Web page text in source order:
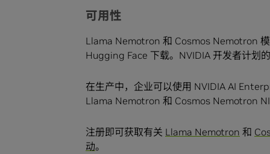
可用性
Llama Nemotron 和 Cosmos Nemotron
Hugging Face 下载。NVIDIA 开发者计划
在生产中，企业可以使用 NVIDIA AI
Llama Nemotron 和 Cosmos Nemotron
注册即可获取有关 Llama Nemotron 和
动。